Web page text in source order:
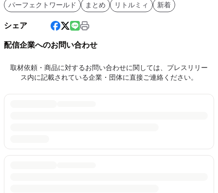
パーフェクトワールド
まとめ リトルミィ 新着
シェア
配信企業へのお問い合わせ
取材依頼・商品に対するお問い合わせに関しては、プレスリリー
ス内に記載されている企業・団体に直接ご連絡ください。